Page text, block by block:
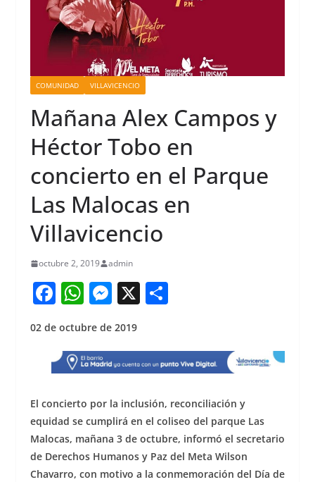
COMUNIDAD VILLAVICENCIO
Mañana Alex Campos y
Héctor Tobo en
concierto en el Parque
Las Malocas en
Villavicencio
octubre 2, 2019 admin
F
c
e
b
o
o
k
W
at
s
A
p
p
M
ss
e
n
g
er
X S
e
02 de octubre de 2019
El concierto por la inclusión, reconciliación y
equidad se cumplirá en el coliseo del parque Las
Malocas, mañana 3 de octubre, informó el secretario
de Derechos Humanos y Paz del Meta Wilson
Chavarro, con motivo a la conmemoración del Día de